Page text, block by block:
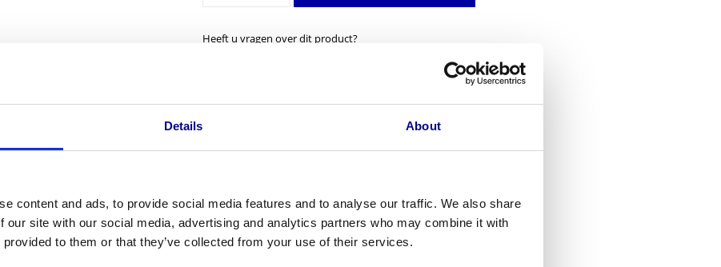
Details About
content and ads, to provide social media features and to analyse our traffic. We also share
our site with our social media, advertising and analytics partners who may combine it with
provided to them or that they’ve collected from your use of their services.
Heeft u vragen over dit product?